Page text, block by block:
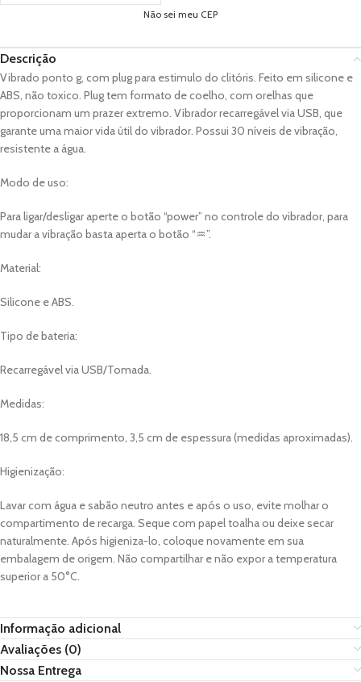
Não sei meu CEP
Descrição
Vibrado ponto g, com plug para estimulo do clitóris. Feito em silicone e
ABS, não toxico. Plug tem formato de coelho, com orelhas que
proporcionam um prazer extremo. Vibrador recarregável via USB, que
garante uma maior vida útil do vibrador. Possui 30 níveis de vibração,
resistente a água.
Modo de uso:
Para ligar/desligar aperte o botão “power” no controle do vibrador, para
mudar a vibração basta aperta o botão “♒”.
Material:
Silicone e ABS.
Tipo de bateria:
Recarregável via USB/Tomada.
Medidas:
18,5 cm de comprimento, 3,5 cm de espessura (medidas aproximadas).
Higienização:
Lavar com água e sabão neutro antes e após o uso, evite molhar o
compartimento de recarga. Seque com papel toalha ou deixe secar
naturalmente. Após higieniza-lo, coloque novamente em sua
embalagem de origem. Não compartilhar e não expor a temperatura
superior a 50°C.
Informação adicional
Avaliações (0)
Nossa Entrega